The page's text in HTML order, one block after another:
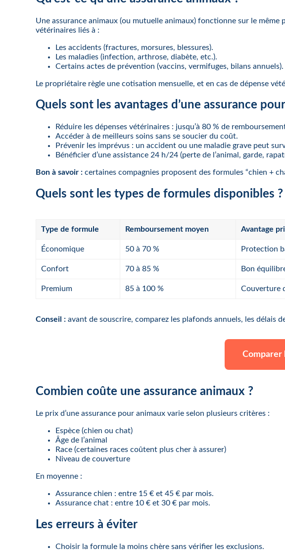
Une assurance animaux (ou mutuelle animaux) fonctionne sur le
vétérinaires liés à :
Les accidents (fractures, morsures, blessures).
Les maladies (infection, arthrose, diabète, etc.).
Certains actes de prévention (vaccins, vermifuges, bilans annuels).
Le propriétaire règle une cotisation mensuelle, et en cas de dépense
Quels sont les avantages d’une assurance
Réduire les dépenses vétérinaires : jusqu’à 80 % de
Accéder à de meilleurs soins sans se soucier du coût.
Prévenir les imprévus : un accident ou une maladie grave peut
Bénéficier d’une assistance 24 h/24 (perte de l’animal, garde,
Bon à savoir : certaines compagnies proposent des formules “chien +
Quels sont les types de formules disponibles ?
Type de formule Remboursement moyen Avantage
Économique 50 à 70 % Protection
Confort 70 à 85 % Bon
Premium 85 à 100 % Couverture
Conseil : avant de souscrire, comparez les plafonds annuels, les délais
Comparer
Combien coûte une assurance animaux ?
Le prix d’une assurance pour animaux varie selon plusieurs critères :
Espèce (chien ou chat)
Âge de l’animal
Race (certaines races coûtent plus cher à assurer)
Niveau de couverture
En moyenne :
Assurance chien : entre 15 € et 45 € par mois.
Assurance chat : entre 10 € et 30 € par mois.
Les erreurs à éviter
Choisir la formule la moins chère sans vérifier les exclusions.